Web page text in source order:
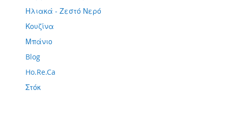
Ηλιακά - Ζεστό Νερό
Κουζίνα
Μπάνιο
Blog
Ho.Re.Ca
Στόκ